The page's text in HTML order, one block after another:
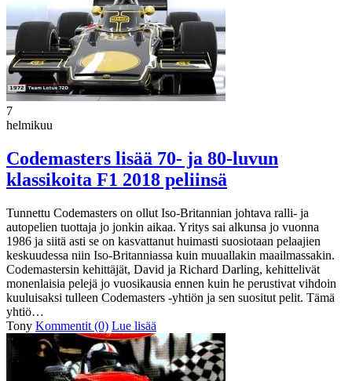
7
helmikuu
Codemasters lisää 70- ja 80-luvun
klassikoita F1 2018 peliinsä
Tunnettu Codemasters on ollut Iso-Britannian johtava ralli- ja
autopelien tuottaja jo jonkin aikaa. Yritys sai alkunsa jo vuonna
1986 ja siitä asti se on kasvattanut huimasti suosiotaan pelaajien
keskuudessa niin Iso-Britanniassa kuin muuallakin maailmassakin.
Codemastersin kehittäjät, David ja Richard Darling, kehittelivät
monenlaisia pelejä jo vuosikausia ennen kuin he perustivat vihdoin
kuuluisaksi tulleen Codemasters -yhtiön ja sen suositut pelit. Tämä
yhtiö…
Tony Kommentit (0) Lue lisää